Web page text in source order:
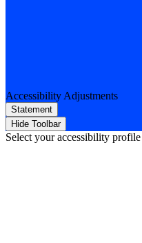
Accessibility Adjustments
Statement
Hide Toolbar
Select your accessibility profile